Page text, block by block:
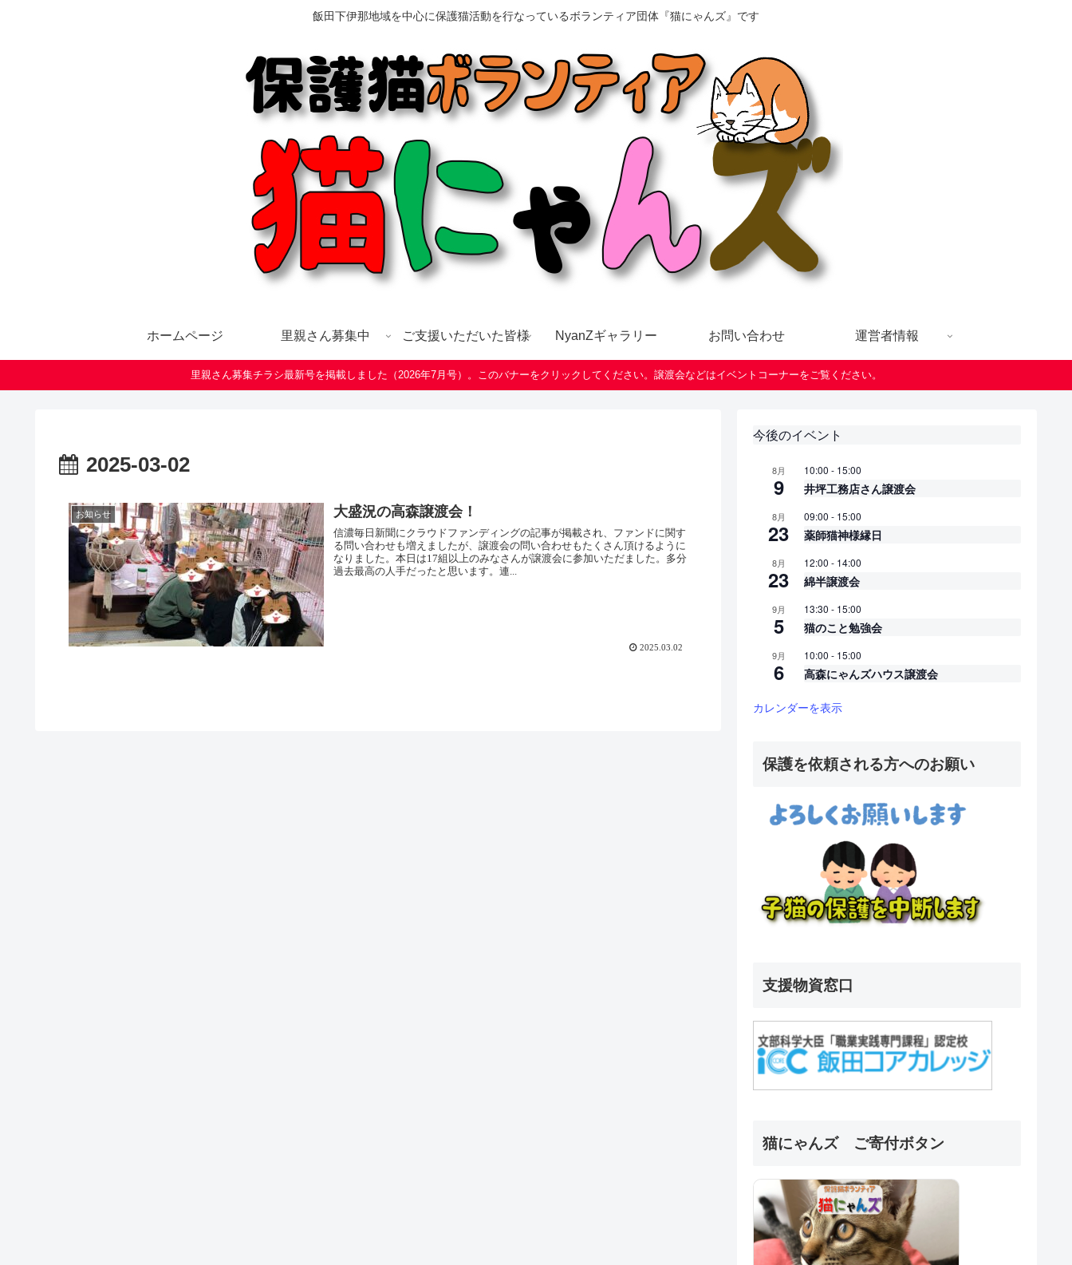
飯田下伊那地域を中心に保護猫活動を行なっているボランティア団体『猫にゃんズ』です
ホームページ 里親さん募集中 ご支援いただいた皆様 NyanZギャラリー お問い合わせ 運営者情報
里親さん募集チラシ最新号を掲載しました（2026年7月号）。このバナーをクリックしてください。譲渡会などはイベントコーナーをご覧ください。
2025-03-02
お知らせ 大盛況の高森譲渡会！
信濃毎日新聞にクラウドファンディングの記事が掲載され、ファンドに関す
る問い合わせも増えましたが、譲渡会の問い合わせもたくさん頂けるように
なりました。本日は17組以上のみなさんが譲渡会に参加いただました。多分
過去最高の人手だったと思います。連...
2025.03.02
今後のイベント
8月
9
10:00 - 15:00
井坪工務店さん譲渡会
8月
23
09:00 - 15:00
薬師猫神様縁日
8月
23
12:00 - 14:00
綿半譲渡会
9月
5
13:30 - 15:00
猫のこと勉強会
9月
6
10:00 - 15:00
高森にゃんズハウス譲渡会
カレンダーを表示
保護を依頼される方へのお願い
支援物資窓口
猫にゃんズ ご寄付ボタン